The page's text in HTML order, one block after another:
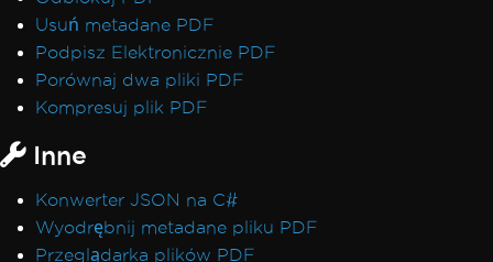
Usuń metadane PDF
Podpisz Elektronicznie PDF
Porównaj dwa pliki PDF
Kompresuj plik PDF
Inne
Konwerter JSON na C#
Wyodrębnij metadane pliku PDF
Przeglądarka plików PDF